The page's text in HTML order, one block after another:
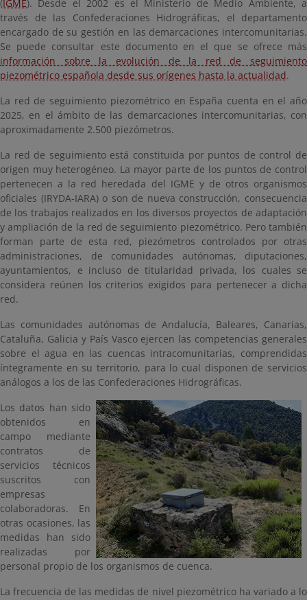
(IGME). Desde el 2002 es el Ministerio de Medio Ambiente, a
través de las Confederaciones Hidrográficas, el departamento
encargado de su gestión en las demarcaciones intercomunitarias.
Se puede consultar este documento en el que se ofrece más
información sobre la evolución de la red de seguimiento
piezométrico española desde sus orígenes hasta la actualidad.
La red de seguimiento piezométrico en España cuenta en el año
2025, en el ámbito de las demarcaciones intercomunitarias, con
aproximadamente 2.500 piezómetros.
La red de seguimiento está constituida por puntos de control de
origen muy heterogéneo. La mayor parte de los puntos de control
pertenecen a la red heredada del IGME y de otros organismos
oficiales (IRYDA-IARA) o son de nueva construcción, consecuencia
de los trabajos realizados en los diversos proyectos de adaptación
y ampliación de la red de seguimiento piezométrico. Pero también
forman parte de esta red, piezómetros controlados por otras
administraciones, de comunidades autónomas, diputaciones,
ayuntamientos, e incluso de titularidad privada, los cuales se
considera reúnen los criterios exigidos para pertenecer a dicha
red.
Las comunidades autónomas de Andalucía, Baleares, Canarias,
Cataluña, Galicia y País Vasco ejercen las competencias generales
sobre el agua en las cuencas intracomunitarias, comprendidas
íntegramente en su territorio, para lo cual disponen de servicios
análogos a los de las Confederaciones Hidrográficas.
Los datos han sido
obtenidos en
campo mediante
contratos de
servicios técnicos
suscritos con
empresas
colaboradoras. En
otras ocasiones, las
medidas han sido
realizadas por
personal propio de los organismos de cuenca.
La frecuencia de las medidas de nivel piezométrico ha variado a lo